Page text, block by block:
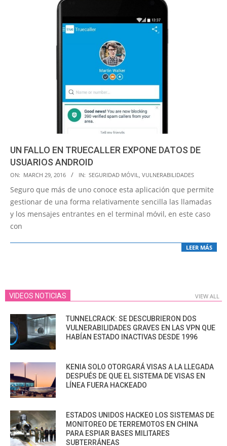
UN FALLO EN TRUECALLER EXPONE DATOS DE
USUARIOS ANDROID
2016-
03-
29
ON: MARCH 29, 2016 IN: SEGURIDAD MÓVIL, VULNERABILIDADES
Seguro que más de uno conoce esta aplicación que permite
gestionar de una forma relativamente sencilla las llamadas
y los mensajes entrantes en el terminal móvil, en este caso
con
LEER MÁS
VIDEOS NOTICIAS VIEW ALL
TUNNELCRACK: SE DESCUBRIERON DOS
VULNERABILIDADES GRAVES EN LAS VPN QUE
HABÍAN ESTADO INACTIVAS DESDE 1996
KENIA SOLO OTORGARÁ VISAS A LA LLEGADA
DESPUÉS DE QUE EL SISTEMA DE VISAS EN
LÍNEA FUERA HACKEADO
ESTADOS UNIDOS HACKEO LOS SISTEMAS DE
MONITOREO DE TERREMOTOS EN CHINA
PARA ESPIAR BASES MILITARES
SUBTERRÁNEAS